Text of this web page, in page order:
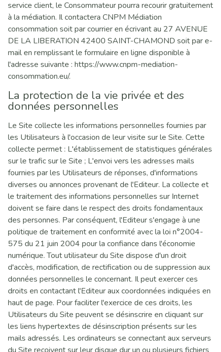
service client, le Consommateur pourra recourir gratuitement
à la médiation. Il contactera CNPM Médiation
consommation soit par courrier en écrivant au 27 AVENUE
DE LA LIBERATION 42400 SAINT-CHAMOND soit par e-
mail en remplissant le formulaire en ligne disponible à
l'adresse suivante : https://www.cnpm-mediation-
consommation.eu/.
La protection de la vie privée et des
données personnelles
Le Site collecte les informations personnelles fournies par
les Utilisateurs à l'occasion de leur visite sur le Site. Cette
collecte permet : L'établissement de statistiques générales
sur le trafic sur le Site ; L'envoi vers les adresses mails
fournies par les Utilisateurs de réponses, d'informations
diverses ou annonces provenant de l'Editeur. La collecte et
le traitement des informations personnelles sur Internet
doivent se faire dans le respect des droits fondamentaux
des personnes. Par conséquent, l'Editeur s'engage à une
politique de traitement en conformité avec la loi n°2004-
575 du 21 juin 2004 pour la confiance dans l'économie
numérique. Tout utilisateur du Site dispose d'un droit
d'accès, modification, de rectification ou de suppression aux
données personnelles le concernant. Il peut exercer ces
droits en contactant l'Editeur aux coordonnées indiquées en
haut de page. Pour faciliter l'exercice de ces droits, les
Utilisateurs du Site peuvent se désinscrire en cliquant sur
les liens hypertextes de désinscription présents sur les
mails adressés. Les ordinateurs se connectant aux serveurs